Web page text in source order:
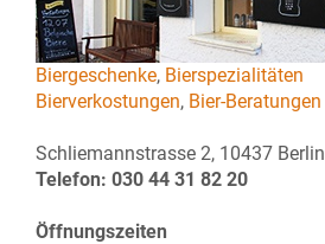
Biergeschenke, Bierspezialitäten
Bierverkostungen, Bier-Beratungen
Schliemannstrasse 2, 10437 Berlin
Telefon: 030 44 31 82 20
Öffnungszeiten